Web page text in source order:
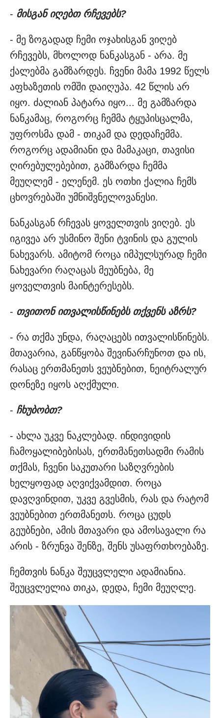
- მისგან იღებთ რჩევებს?
- მე ზოგადად ჩემი ოჯახისგან ვიღებ
რჩევებს, მხოლოდ ნანკასგან - არა. მე
ქალებმა გამზარდეს. ჩვენი მამა 1992 წელს
აფხაზეთის ომში დაიღუპა. 42 წლის არ
იყო. ძალიან პატარა იყო... მე გამზარდა
ნანკამაც, როგორც ჩემმა ტყუპისცალმა,
უფროსმა დამ - თიკამ და დედაჩემმა.
როგორც ადამიანი და მამაკაცი, თავისი
ღირებულებებით, გამზარდა ჩემმა
მეუღლემ - ელენემ. ეს ოთხი ქალია ჩემს
ცხოვრებაში უმნიშვნელოვანესი.
ნანკასგან რჩევას ყოველთვის ვიღებ. ეს
იგივეა არ უსმინო შენი ტვინის და გულის
ნახევარს. ამიტომ როცა იმპულსურად ჩემი
ნახევარი რაღაცას მეუბნება, მე
ყოველთვის მაინტერესებს.
- თვითონ ითვალისწინებს თქვენს აზრს?
- რა თქმა უნდა, რაღაცებს ითვალისწინებს.
მთავარია, განწყობა შევინარჩუნოთ და ის,
რასაც ერთმანეთს ვეუბნებით, ნეიტრალურ
დონეზე იყოს აღქმული.
- ჩხუბობთ?
- ახლა უკვე ნაკლებად. ინდივიდის
ჩამოყალიბებისას, ერთმანეთსადმი რამის
თქმას, ჩვენი საკუთარი საზღვრების
ხელყოფად აღვიქვამდით. როცა
დავღვინდით, უკვე გვესმის, რას და რატომ
ვეუბნებით ერთმანეთს. როცა ცუდს
გეუბნები, ამის მთავარი და ამოსავალი რა
არის - ზრუნვა შენზე, შენს უსაფრთხოებაზე.
ჩემთვის ნანკა შეუცვლელი ადამიანია.
შეუცვლელია თიკა, დედა, ჩემი მეუღლე.